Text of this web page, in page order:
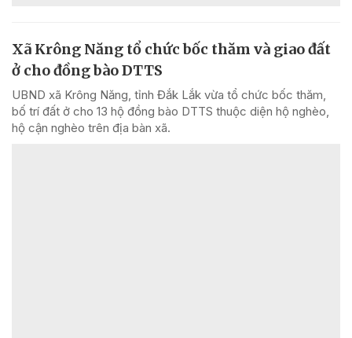
Xã Krông Năng tổ chức bốc thăm và giao đất
ở cho đồng bào DTTS
UBND xã Krông Năng, tỉnh Đắk Lắk vừa tổ chức bốc thăm,
bố trí đất ở cho 13 hộ đồng bào DTTS thuộc diện hộ nghèo,
hộ cận nghèo trên địa bàn xã.